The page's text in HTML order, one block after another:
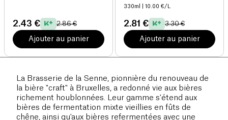
2.43 € 2.86 €
Ajouter au panier
330ml | 10.00 €/L
2.81 € 3.30 €
Ajouter au panier
La Brasserie de la Senne, pionnière du renouveau de
la bière "craft" à Bruxelles, a redonné vie aux bières
richement houblonnées. Leur gamme s'étend aux
bières de fermentation mixte vieillies en fûts de
chêne, ainsi qu'aux bières refermentées avec une